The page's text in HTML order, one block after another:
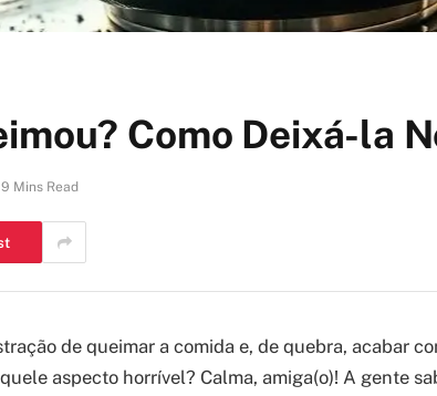
Como Deixá-la
9 Mins Read
de queimar a comida e, de quebra, acabar
aspecto horrível? Calma, amiga(o)! A gente